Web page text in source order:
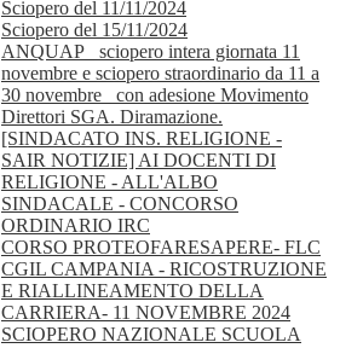
Sciopero del 11/11/2024
Sciopero del 15/11/2024
ANQUAP_ sciopero intera giornata 11
novembre e sciopero straordinario da 11 a
30 novembre_ con adesione Movimento
Direttori SGA. Diramazione.
[SINDACATO INS. RELIGIONE -
SAIR NOTIZIE] AI DOCENTI DI
RELIGIONE - ALL'ALBO
SINDACALE - CONCORSO
ORDINARIO IRC
CORSO PROTEOFARESAPERE- FLC
CGIL CAMPANIA - RICOSTRUZIONE
E RIALLINEAMENTO DELLA
CARRIERA- 11 NOVEMBRE 2024
SCIOPERO NAZIONALE SCUOLA